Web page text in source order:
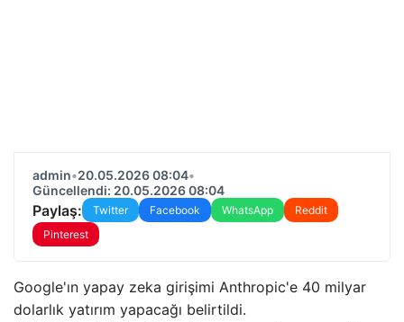
admin•20.05.2026 08:04•
Güncellendi: 20.05.2026 08:04
Paylaş: Twitter Facebook WhatsApp
Reddit
Pinterest
Google'ın yapay zeka girişimi Anthropic'e 40 milyar
dolarlık yatırım yapacağı belirtildi.